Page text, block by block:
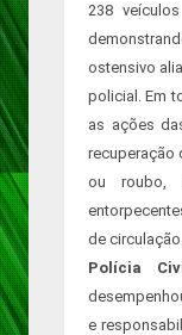
238
ostensivo
policial. Em
as ações
recuperação
ou roubo,
de
Polícia
e